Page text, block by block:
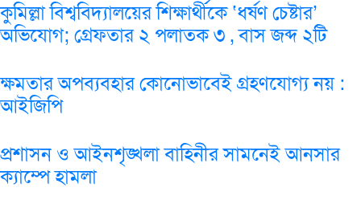
কুমিল্লা বিশ্ববিদ্যালয়ের শিক্ষার্থীকে ‘ধর্ষণ চেষ্টার’
অভিযোগ; গ্রেফতার ২ পলাতক ৩ , বাস জব্দ ২টি
ক্ষমতার অপব্যবহার কোনোভাবেই গ্রহণযোগ্য নয় :
আইজিপি
প্রশাসন ও আইনশৃঙ্খলা বাহিনীর সামনেই আনসার
ক্যাম্পে হামলা